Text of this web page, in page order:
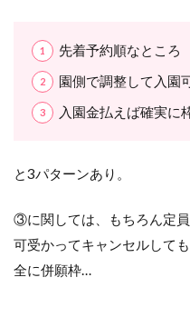
先着予約順なところ
園側で調整して入園
入園金払えば確実に
と3パターンあり。
③に関しては、もちろん定
可受かってキャンセルして
全に併願枠…